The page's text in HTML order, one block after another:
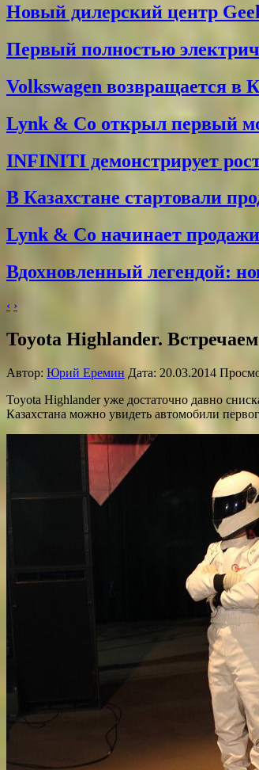
Новый дилерский центр
Первый полностью
Volkswagen возвращается в
Lynk & Co открыл первый
INFINITI демонстрирует
В Казахстане стартовали
Lynk & Co начинает продажи
Вдохновленный легендой:
‹ ›
Toyota Highlander.
Автор: Юрий Еремин Дата: 20.03.2014
Toyota Highlander уже достаточно давно
Казахстана можно увидеть автомобили